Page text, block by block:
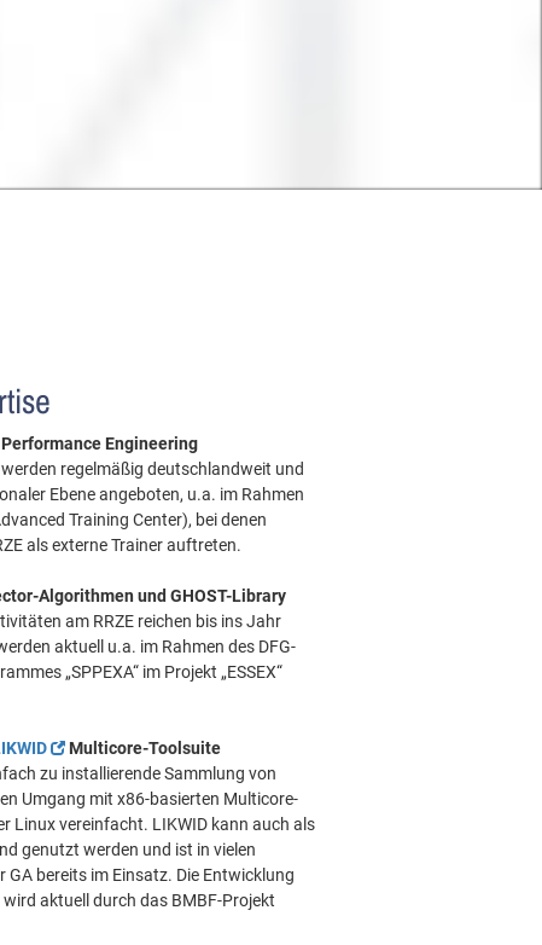
Engineering
regelmäßig deutschlandweit und
Ebene angeboten, u.a. im Rahmen
Training Center), bei denen
als externe Trainer auftreten.
Algorithmen und GHOST-Library
am RRZE reichen bis ins Jahr
aktuell u.a. im Rahmen des DFG-
„SPPEXA“ im Projekt „ESSEX“
Multicore-Toolsuite
zu installierende Sammlung von
Umgang mit x86-basierten Multicore-
Linux vereinfacht. LIKWID kann auch als
genutzt werden und ist in vielen
GA bereits im Einsatz. Die Entwicklung
aktuell durch das BMBF-Projekt